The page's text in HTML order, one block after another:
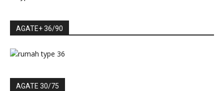
AGATE+ 36/90
AGATE 30/75